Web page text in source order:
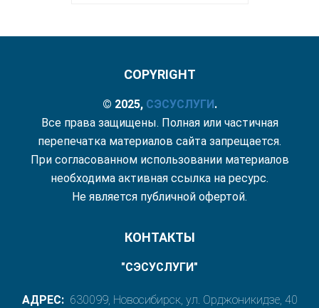
COPYRIGHT
© 2025, СЭСУСЛУГИ.
Все права защищены. Полная или частичная
перепечатка материалов сайта запрещается.
При согласованном использовании материалов
необходима активная ссылка на ресурс.
Не является публичной офертой.
КОНТАКТЫ
"СЭСУСЛУГИ"
АДРЕС: 630099, Новосибирск, ул. Орджоникидзе, 40